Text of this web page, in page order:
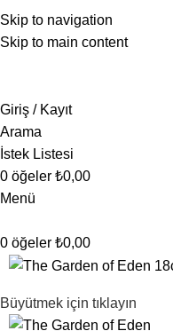
Skip to navigation
Skip to main content
Giriş / Kayıt
Arama
İstek Listesi
0 öğeler ₺0,00
Menü
0 öğeler ₺0,00
Büyütmek için tıklayın